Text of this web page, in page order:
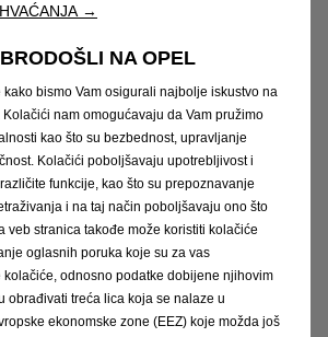
Edition: Sve što vam treba
GS: Sve što trebate i još više
→
NA OPEL
kako bismo Vam osigurali najbolje iskustvo na
nam omogućavaju da Vam pružimo
kao što su bezbednost, upravljanje
Kolačići poboljšavaju upotrebljivost i
funkcije, kao što su prepoznavanje
i na taj način poboljšavaju ono što
veb stranica takođe može koristiti kolačiće
oglasnih poruka koje su za vas
kolačiće, odnosno podatke dobijene njihovim
obrađivati treća lica koja se nalaze u
ekonomske zone (EEZ) koje možda još